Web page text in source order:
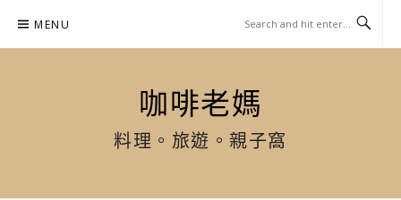
content
MENU
咖啡老媽
料理。旅遊。親子窩